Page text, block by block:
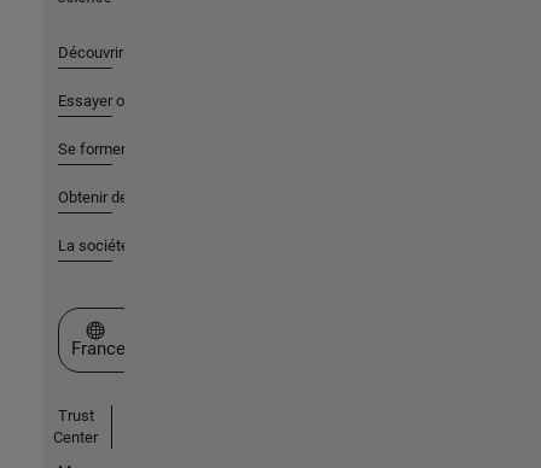
Découvrir les produits
Essayer ou acheter
Se former
Obtenir de l'aide
La société
Sélectionner un site web
France
Trust
Center